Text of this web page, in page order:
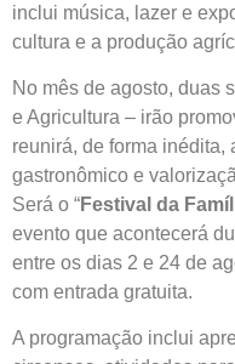
inclui música, lazer e
cultura e a produção
No mês de agosto, duas
e Agricultura – irão
reunirá, de forma inédita,
gastronômico e
Será o “Festival da
evento que acontecerá
entre os dias 2 e 24 de
com entrada gratuita.
A programação inclui